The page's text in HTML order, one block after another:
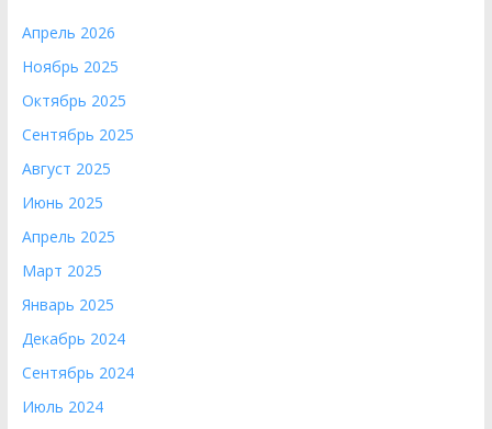
Апрель 2026
Ноябрь 2025
Октябрь 2025
Сентябрь 2025
Август 2025
Июнь 2025
Апрель 2025
Март 2025
Январь 2025
Декабрь 2024
Сентябрь 2024
Июль 2024